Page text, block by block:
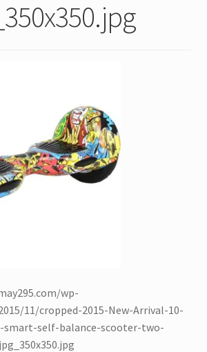
wp-
11/cropped-2015-New-Arrival-10-
self-balance-scooter-two-